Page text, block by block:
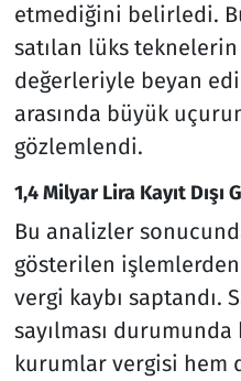
etmediğini belirledi.
satılan lüks
değerleriyle beyan
arasında büyük
gözlemlendi.
1,4 Milyar Lira Kayıt Dışı
Bu analizler
gösterilen
vergi kaybı saptandı.
sayılması
kurumlar vergisi hem